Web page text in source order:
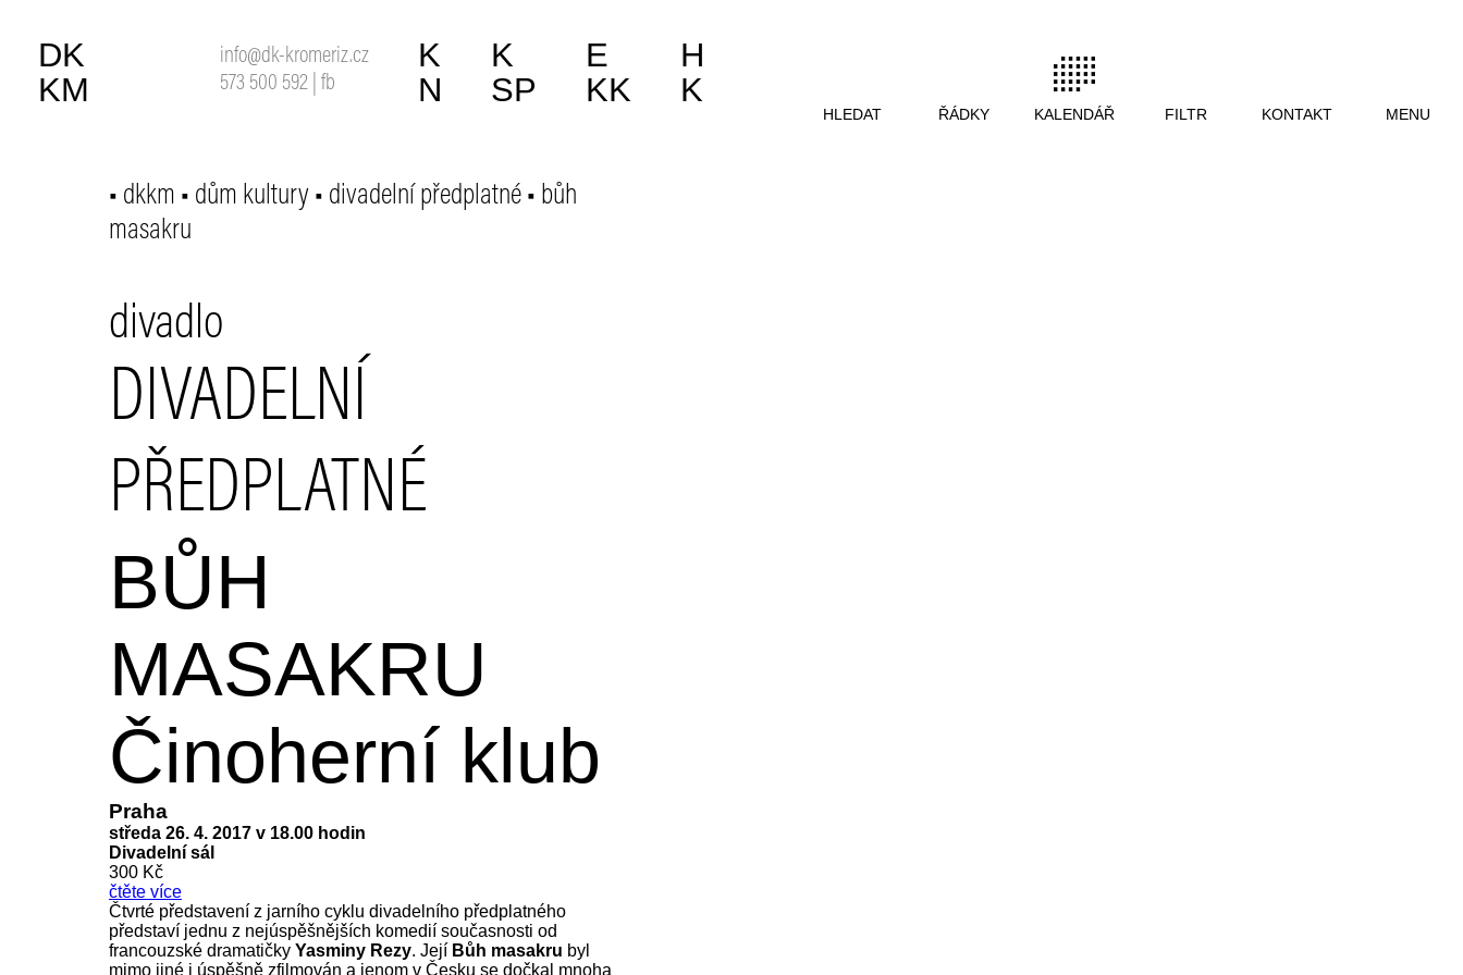
dkkm dům kultury divadelní předplatné
bůh
masakru
divadlo
DIVADELNÍ
PŘEDPLATNÉ
BŮH
MASAKRU
Činoherní klub
Praha
středa 26. 4. 2017 v 18.00 hodin
Divadelní sál
300 Kč
čtěte více
Čtvrté představení z jarního cyklu divadelního předplatného
představí jednu z nejúspěšnějších komedií současnosti od
francouzské dramatičky Yasminy Rezy. Její Bůh masakru byl
mimo jiné i úspěšně zfilmován a jenom v Česku se dočkal mnoha
DK
KM
info@dk-kromeriz.cz
573 500 592 fb
K
N
K
SP
E
KK
H
K
HLEDAT ŘÁDKY KALENDÁŘ FILTR KONTAKT MENU